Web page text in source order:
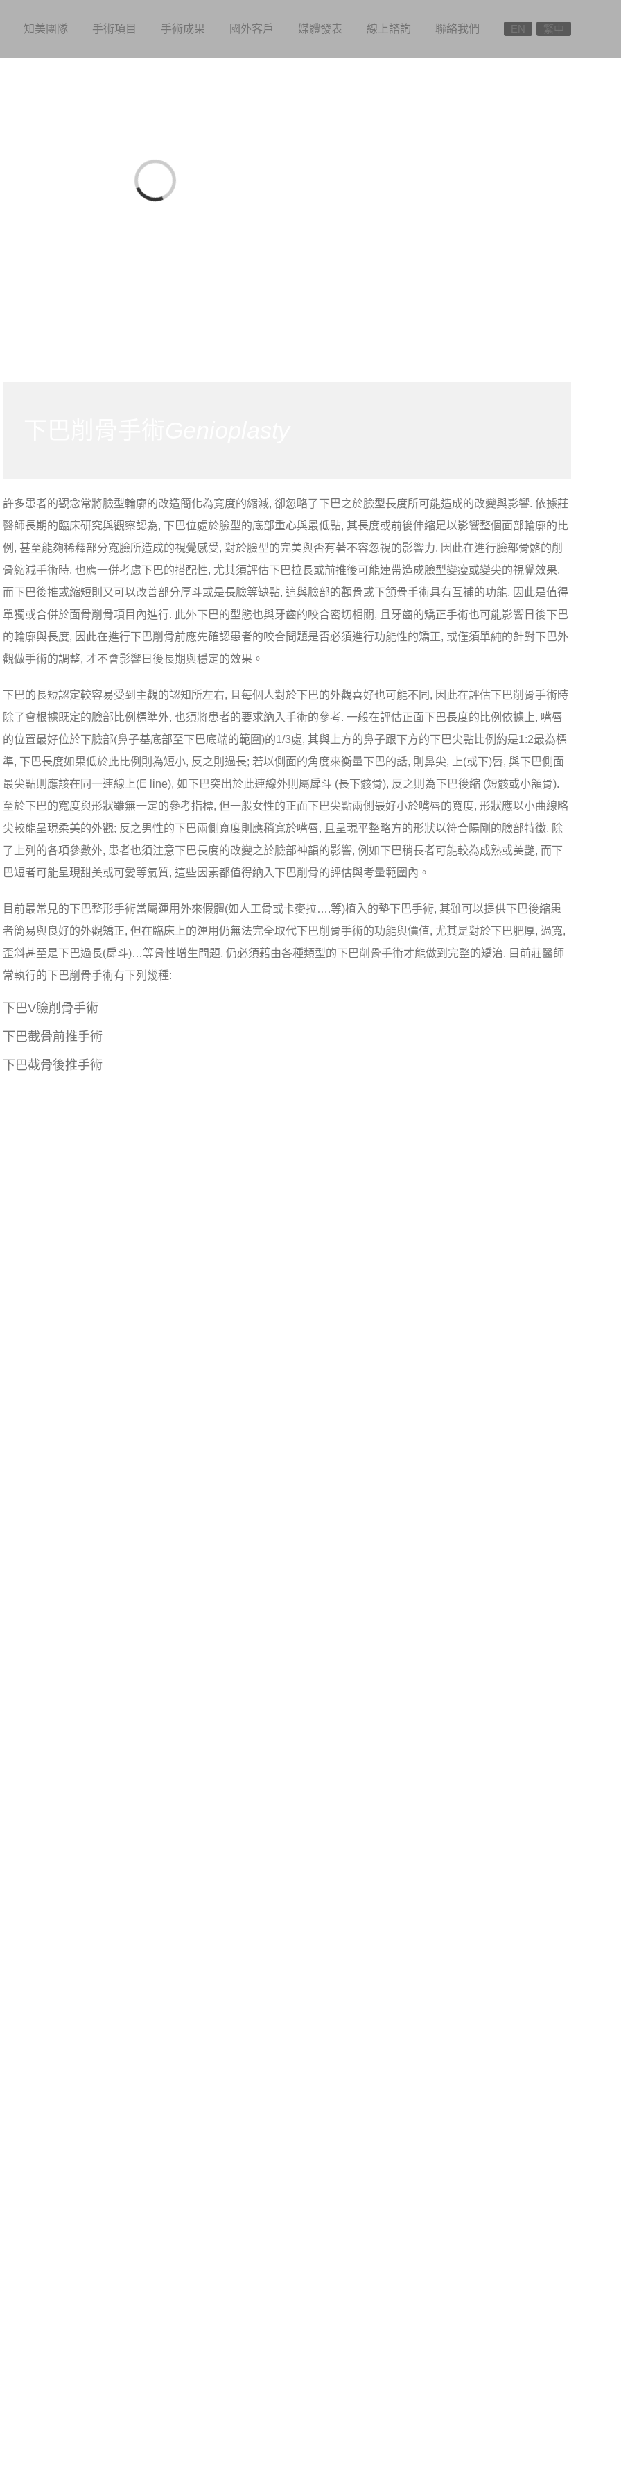
知美團隊 手術項目 手術成果 國外客戶 媒體發表 線上諮詢 聯絡我們 EN 繁中
Loading...
許多患者的觀念常將臉型輪廓的改造簡化為寬度的縮減, 卻忽略了下巴之於臉型長度所可能造成的改變與影響. 依據莊
醫師長期的臨床研究與觀察認為, 下巴位處於臉型的底部重心與最低點, 其長度或前後伸縮足以影響整個面部輪廓的比
例, 甚至能夠稀釋部分寬臉所造成的視覺感受, 對於臉型的完美與否有著不容忽視的影響力. 因此在進行臉部骨骼的削
骨縮減手術時, 也應一併考慮下巴的搭配性, 尤其須評估下巴拉長或前推後可能連帶造成臉型變瘦或變尖的視覺效果,
而下巴後推或縮短則又可以改善部分厚斗或是長臉等缺點, 這與臉部的顴骨或下頷骨手術具有互補的功能, 因此是值得
單獨或合併於面骨削骨項目內進行. 此外下巴的型態也與牙齒的咬合密切相關, 且牙齒的矯正手術也可能影響日後下巴
的輪廓與長度, 因此在進行下巴削骨前應先確認患者的咬合問題是否必須進行功能性的矯正, 或僅須單純的針對下巴外
觀做手術的調整, 才不會影響日後長期與穩定的效果。
下巴的長短認定較容易受到主觀的認知所左右, 且每個人對於下巴的外觀喜好也可能不同, 因此在評估下巴削骨手術時
除了會根據既定的臉部比例標準外, 也須將患者的要求納入手術的參考. 一般在評估正面下巴長度的比例依據上, 嘴唇
的位置最好位於下臉部(鼻子基底部至下巴底端的範圍)的1/3處, 其與上方的鼻子跟下方的下巴尖點比例約是1:2最為標
準, 下巴長度如果低於此比例則為短小, 反之則過長; 若以側面的角度來衡量下巴的話, 則鼻尖, 上(或下)唇, 與下巴側面
最尖點則應該在同一連線上(E line), 如下巴突出於此連線外則屬戽斗 (長下骸骨), 反之則為下巴後縮 (短骸或小頷骨).
至於下巴的寬度與形狀雖無一定的參考指標, 但一般女性的正面下巴尖點兩側最好小於嘴唇的寬度, 形狀應以小曲線略
尖較能呈現柔美的外觀; 反之男性的下巴兩側寬度則應稍寬於嘴唇, 且呈現平整略方的形狀以符合陽剛的臉部特徵. 除
了上列的各項參數外, 患者也須注意下巴長度的改變之於臉部神韻的影響, 例如下巴稍長者可能較為成熟或美艷, 而下
巴短者可能呈現甜美或可愛等氣質, 這些因素都值得納入下巴削骨的評估與考量範圍內。
目前最常見的下巴整形手術當屬運用外來假體(如人工骨或卡麥拉….等)植入的墊下巴手術, 其雖可以提供下巴後縮患
者簡易與良好的外觀矯正, 但在臨床上的運用仍無法完全取代下巴削骨手術的功能與價值, 尤其是對於下巴肥厚, 過寬,
歪斜甚至是下巴過長(戽斗)…等骨性增生問題, 仍必須藉由各種類型的下巴削骨手術才能做到完整的矯治. 目前莊醫師
常執行的下巴削骨手術有下列幾種:
下巴V臉削骨手術
下巴截骨前推手術
下巴截骨後推手術